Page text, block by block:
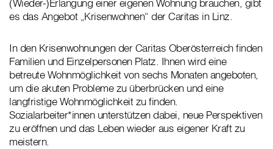
(Wieder-)Erlangung einer eigenen Wohnung brauchen, gibt
es das Angebot „Krisenwohnen“ der Caritas in Linz.
In den Krisenwohnungen der Caritas Oberösterreich finden
Familien und Einzelpersonen Platz. Ihnen wird eine
betreute Wohnmöglichkeit von sechs Monaten angeboten,
um die akuten Probleme zu überbrücken und eine
langfristige Wohnmöglichkeit zu finden.
Sozialarbeiter*innen unterstützen dabei, neue Perspektiven
zu eröffnen und das Leben wieder aus eigener Kraft zu
meistern.